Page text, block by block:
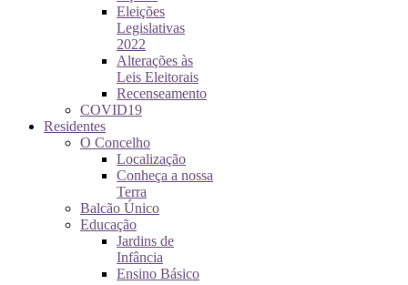
Eleições
Legislativas
2022
Alterações às
Leis Eleitorais
Recenseamento
COVID19
Residentes
O Concelho
Localização
Conheça a nossa
Terra
Balcão Único
Educação
Jardins de
Infância
Ensino Básico